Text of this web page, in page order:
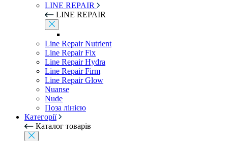
LINE REPAIR
LINE REPAIR
Line Repair Nutrient
Line Repair Fix
Line Repair Hydra
Line Repair Firm
Line Repair Glow
Nuanse
Nude
Поза лінією
Категорії
Каталог товарів